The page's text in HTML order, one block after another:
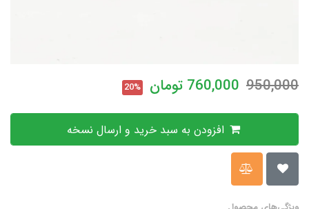
950,000
760,000 تومان 20%